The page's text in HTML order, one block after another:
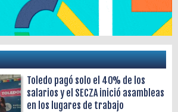
Toledo pagó solo el 40% de los
salarios y el SECZA inició asambleas
en los lugares de trabajo